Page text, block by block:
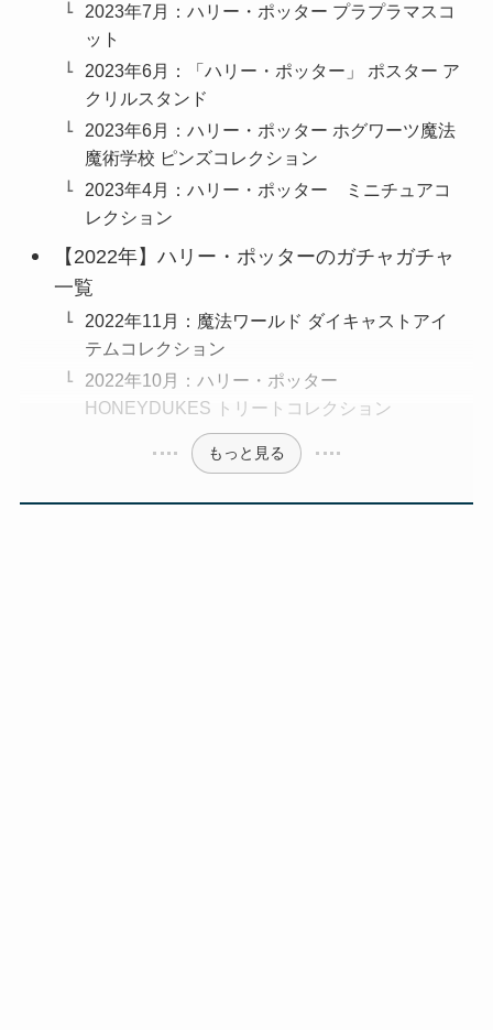
2023年7月：ハリー・ポッター プラプラマスコ
ット
2023年6月：「ハリー・ポッター」 ポスター ア
クリルスタンド
2023年6月：ハリー・ポッター ホグワーツ魔法
魔術学校 ピンズコレクション
2023年4月：ハリー・ポッター ミニチュアコ
レクション
【2022年】ハリー・ポッターのガチャガチャ
一覧
2022年11月：魔法ワールド ダイキャストアイ
テムコレクション
2022年10月：ハリー・ポッター
HONEYDUKES トリートコレクション
もっと見る